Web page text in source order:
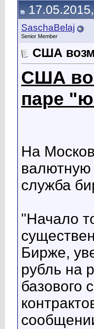
SaschaBelaj
Senior Member
США
США
паре
На
валютную
служба
"Начало
Бирже,
рубль на
базового